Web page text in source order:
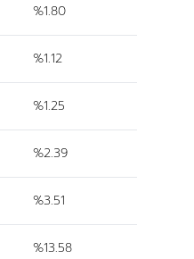
%1.80
%1.12
%1.25
%2.39
%3.51
%13.58